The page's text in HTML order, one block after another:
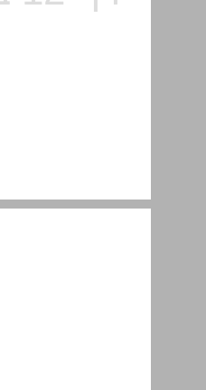
3. אוסטרליה – ויקטוריה ... 12